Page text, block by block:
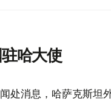
哈大使
处消息，哈萨克斯坦